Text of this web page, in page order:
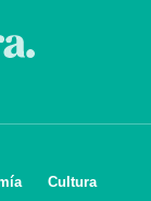
Cultura